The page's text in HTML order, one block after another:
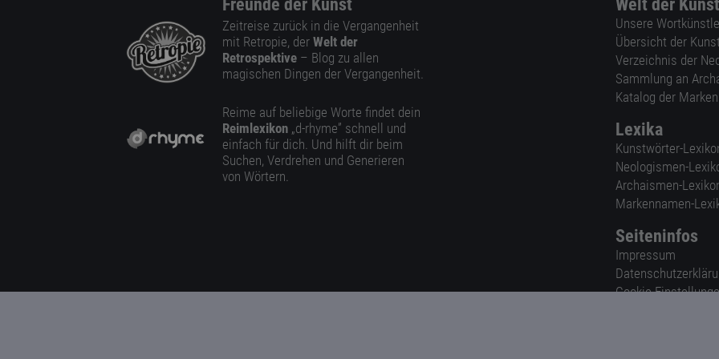
Freunde der Kunst
Zeitreise zurück in die Vergangenheit
mit Retropie, der Welt der
Retrospektive – Blog zu allen
magischen Dingen der Vergangenheit.
Reime auf beliebige Worte findet dein
Reimlexikon „d-rhyme” schnell und
einfach für dich. Und hilft dir beim
Suchen, Verdrehen und Generieren
von Wörtern.
Welt der
Unsere
Übersicht der
Verzeichnis der
Sammlung an
Katalog der
Lexika
Kunstwörter-
Neologismen-
Archaismen-
Markennamen-
Seiteninfos
Impressum
Cookie-